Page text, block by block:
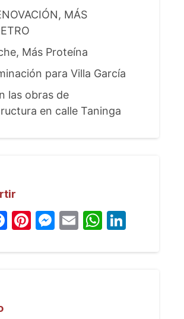
MÁS
Más Proteína
para Villa García
las obras de
en calle Taninga
Facebook
Pinterest
Messenger
Email